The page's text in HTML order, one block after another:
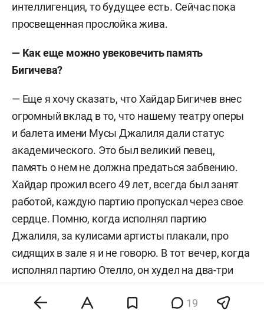
интеллигенция, то будущее есть. Сейчас пока
просвещенная прослойка жива.
— Как еще можно увековечить память
Бигичева?
— Еще я хочу сказать, что Хайдар Бигичев внес
огромный вклад в то, что нашему театру оперы
и балета имени Мусы Джалиля дали статус
академического. Это был великий певец,
память о нем не должна предаться забвению.
Хайдар прожил всего 49 лет, всегда был занят
работой, каждую партию пропускал через свое
сердце. Помню, когда исполнял партию
Джалиля, за кулисами артисты плакали, про
сидящих в зале я и не говорю. В тот вечер, когда
исполнял партию Отелло, он худел на два-три
килограмма. Бигичев был достоин звания
народного артиста СССР давно. Какое там —
19